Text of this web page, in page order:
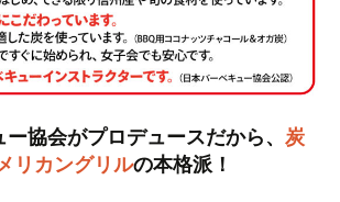
ー協会がプロデュースだから、 炭
リカングリルの本格派！